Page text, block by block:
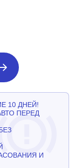
10 ДНЕЙ!
ПЕРЕД
И